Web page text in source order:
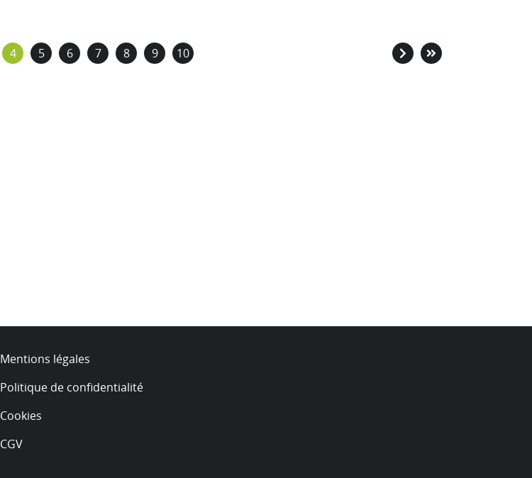
4 5 6 7 8 9 10
Mentions légales
Politique de confidentialité
Cookies
CGV